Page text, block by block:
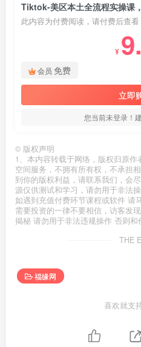
此内容为付费阅读，请付费后查看
¥
会员 免费
立即
您当前未登录！
© 版权声明
1、本内容转载于网络，版权归原
空间服务，不拥有所有权，不承担
到你的版权利益，请联系我们，会
源仅供测试和学习，请勿用于非法
如遇到充值付费环节课程或软件 请
需要投资的一律不要相信，访客发
揭秘 请勿用于非法违规操作 否则和
THE
福缘网
喜欢就支